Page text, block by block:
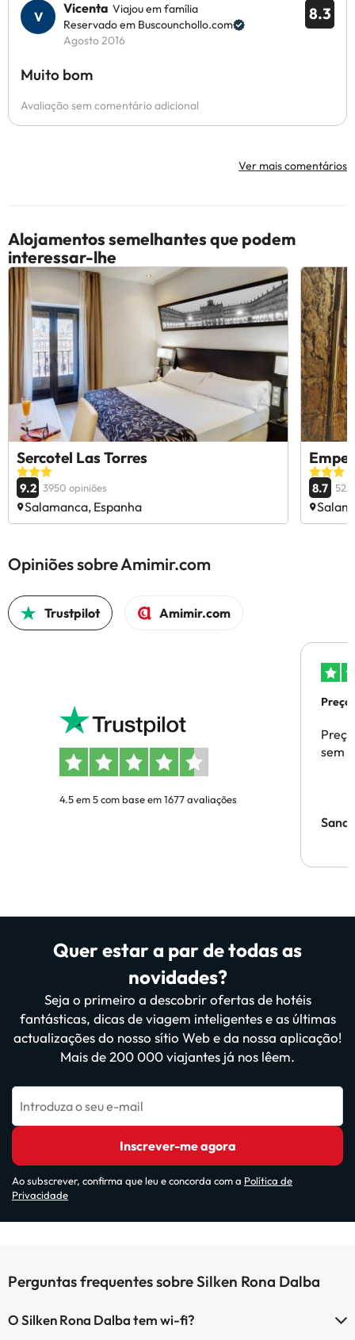
8.3
Vicenta Viajou em família
Reservado em Buscounchollo.com
Agosto 2016
Muito bom
Avaliação sem comentário adicional
Ver mais comentários
Alojamentos semelhantes que podem
interessar-lhe
Sercotel Las Torres
9.2 3950 opiniões
Salamanca, Espanha
8.7
Opiniões sobre Amimir.com
Trustpilot Amimir.com
4.5 em 5 com base em 1677 avaliações
sem
Quer estar a par de todas as
novidades?
Seja o primeiro a descobrir ofertas de hotéis
fantásticas, dicas de viagem inteligentes e as últimas
actualizações do nosso sítio Web e da nossa aplicação!
Mais de 200 000 viajantes já nos lêem.
Introduza o seu e-mail
Inscrever-me agora
Ao subscrever, confirma que leu e concorda com a Política de
Privacidade
Perguntas frequentes sobre Silken Rona Dalba
O Silken Rona Dalba tem wi-fi?